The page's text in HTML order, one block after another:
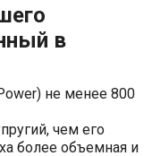
в
не менее 800
чем его
более объемная и